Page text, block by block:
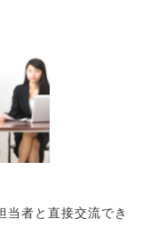
当者と直接交流でき